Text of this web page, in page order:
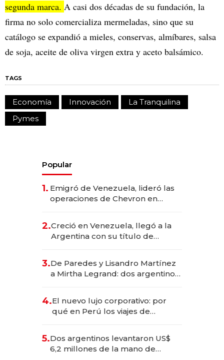
segunda marca. A casi dos décadas de su fundación, la
firma no solo comercializa mermeladas, sino que su
catálogo se expandió a mieles, conservas, almíbares, salsa
de soja, aceite de oliva virgen extra y aceto balsámico.
TAGS
Economía Innovación
La Tranquilina
Pymes
Popular
1. Emigró de Venezuela, lideró las
operaciones de Chevron en
2.Creció en Venezuela, llegó a la
Argentina con su título de
las marcas "fast premium"
3.De Paredes y Lisandro Martínez
a Mirtha Legrand: dos argentinos
4.El nuevo lujo corporativo: por
qué en Perú los viajes de
para convertirse en experiencias
transformadoras
5.Dos argentinos levantaron US$
6,2 millones de la mano de